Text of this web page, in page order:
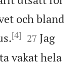
och bland
[4] 

27 Jag
vakat hela